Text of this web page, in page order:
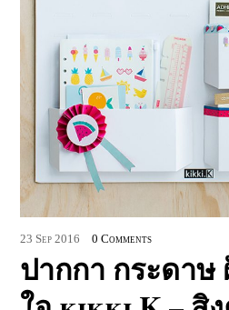
23 Sep 2016 0 Comments
ปากกา กระดาษ